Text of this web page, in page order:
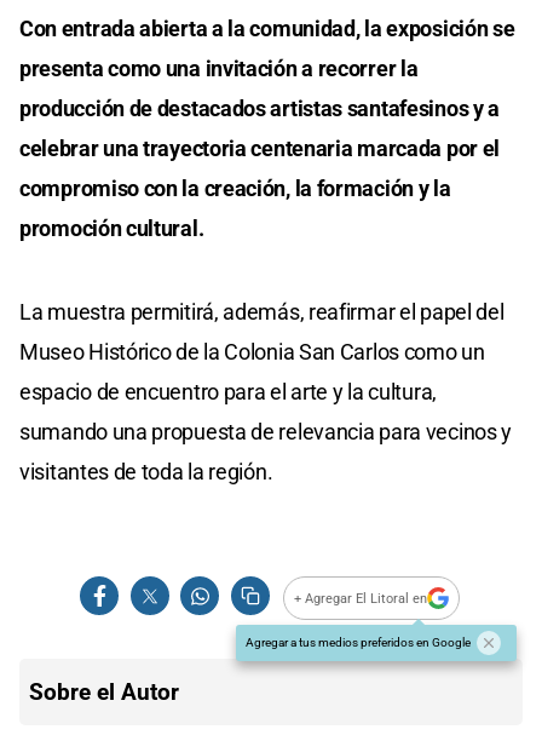
Con entrada abierta a la comunidad, la exposición se
presenta como una invitación a recorrer la
producción de destacados artistas santafesinos y a
celebrar una trayectoria centenaria marcada por el
compromiso con la creación, la formación y la
promoción cultural.
La muestra permitirá, además, reafirmar el papel del
Museo Histórico de la Colonia San Carlos como un
espacio de encuentro para el arte y la cultura,
sumando una propuesta de relevancia para vecinos y
visitantes de toda la región.
+ Agregar El Litoral en
Agregar a tus medios preferidos en Google
Sobre el Autor